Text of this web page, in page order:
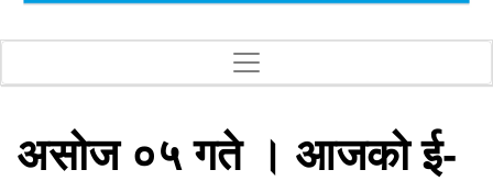
असोज ०५ गते । आजको ई-